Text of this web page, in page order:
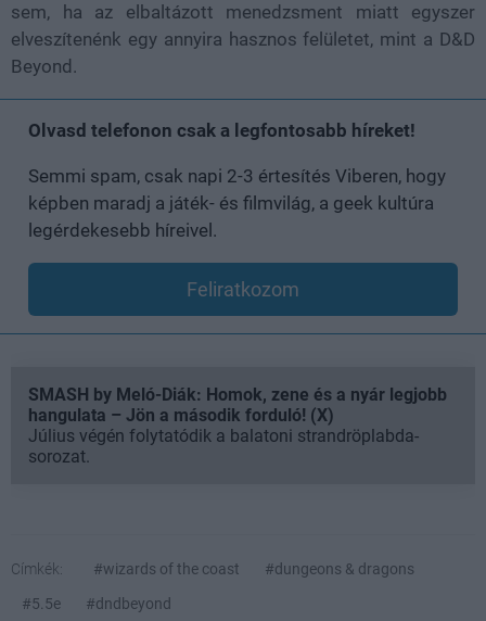
sem, ha az elbaltázott menedzsment miatt egyszer
elveszítenénk egy annyira hasznos felületet, mint a D&D
Beyond.
Olvasd telefonon csak a legfontosabb híreket!
Semmi spam, csak napi 2-3 értesítés Viberen, hogy
képben maradj a játék- és filmvilág, a geek kultúra
legérdekesebb híreivel.
Feliratkozom
SMASH by Meló-Diák: Homok, zene és a nyár legjobb
hangulata – Jön a második forduló! (X)
Július végén folytatódik a balatoni strandröplabda-
sorozat.
Címkék: #wizards of the coast
#dungeons & dragons
#5.5e
#dndbeyond